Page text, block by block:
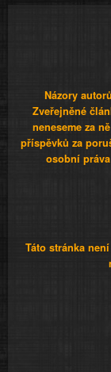
Názory
Zveřejněné
neneseme za
příspěvků za
osobní
Táto stránka